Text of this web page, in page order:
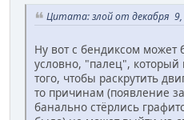
Цитата: злой от декабря 9,
Ну вот с бендиксом может
условно, "палец", который
того, чтобы раскрутить
то причинам (появление
банально стёрлись